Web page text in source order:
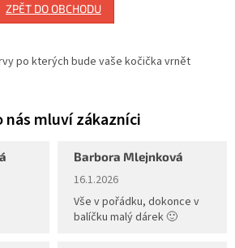
ZPĚT DO OBCHODU
po kterých bude vaše kočička vrnět
5 z 5 hvězdiček.
Barbora Mlejnková
Hodnocení obchodu je 5 z 5
16.1.2026
Vše v pořádku, dokonce v
balíčku malý dárek 🙂